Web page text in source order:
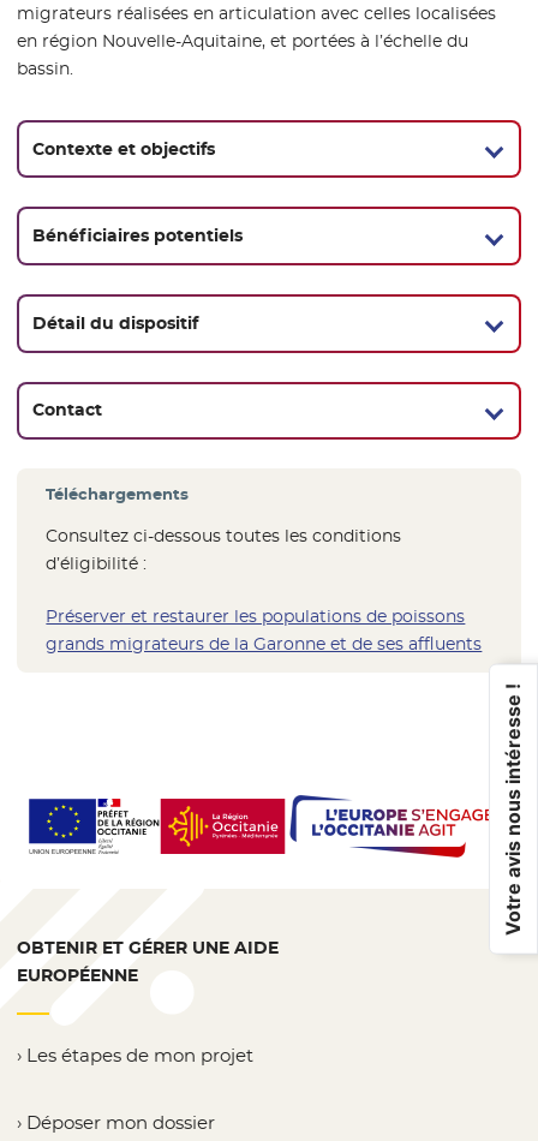
migrateurs réalisées en articulation avec celles localisées
en région Nouvelle-Aquitaine, et portées à l’échelle du
bassin.
Contexte et objectifs
Bénéficiaires potentiels
Détail du dispositif
Contact
Téléchargements
Consultez ci-dessous toutes les conditions
d’éligibilité :
Préserver et restaurer les populations de poissons
grands migrateurs de la Garonne et de ses affluents
OBTENIR ET GÉRER UNE AIDE
EUROPÉENNE
Les étapes de mon projet
Déposer mon dossier
Votre avis nous intéresse !